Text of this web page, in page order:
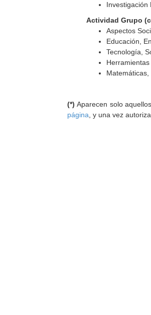
Investigación
Actividad Grupo
Aspectos
Educación,
Tecnología,
Matemáticas,
(*) Aparecen solo
página , y una vez